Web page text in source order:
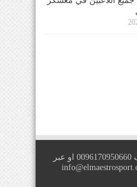
للتواصل معنا عبر الهاتف 0096170950660 او عبر